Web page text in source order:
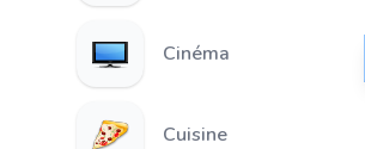
Cinéma
Cuisine